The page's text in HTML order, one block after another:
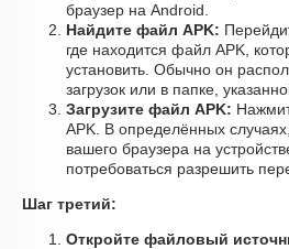
браузер на Android.
Найдите файл APK:
где находится файл APK,
установить. Обычно он
загрузок или в папке,
Загрузите файл APK:
APK. В определённых
вашего браузера на
потребоваться разрешить
Шаг третий:
Откройте файловый